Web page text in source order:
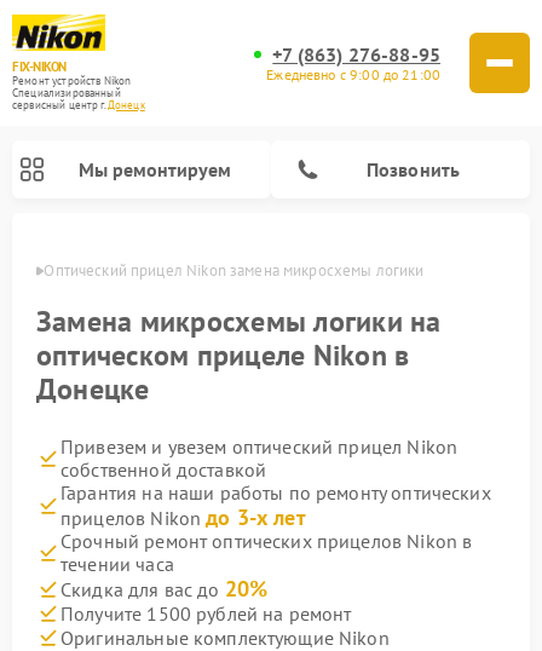
FIX-NIKON
Ремонт устройств Nikon
Специализированный
cервисный центр г.Донецк
+7 (863) 276-88-95
Ежедневно с 9:00 до 21:00
Мы ремонтируем Позвонить
Оптический прицел Nikon замена микросхемы логики
Замена микросхемы логики на
оптическом прицеле Nikon в
Донецке
Привезем и увезем оптический прицел Nikon
собственной доставкой
Гарантия на наши работы по ремонту оптических
прицелов Nikonдо 3-х лет
Срочный ремонт оптических прицелов Nikon в
течении часа
Скидка для вас до 20%
Получите 1500 рублей на ремонт
Оригинальные комплектующие Nikon